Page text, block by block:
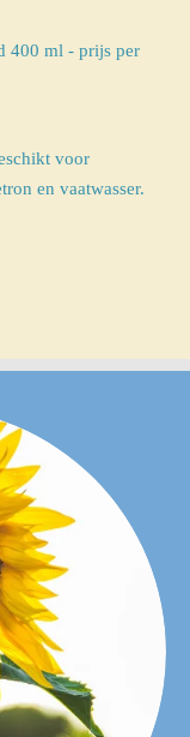
400 ml - prijs per
voor
en vaatwasser.